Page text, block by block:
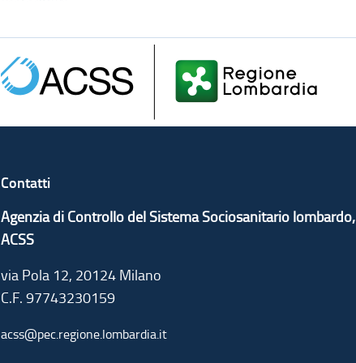
Contatti
Agenzia di Controllo del Sistema Sociosanitario lombardo,
ACSS
via Pola 12, 20124 Milano
C.F. 97743230159
acss@pec.regione.lombardia.it